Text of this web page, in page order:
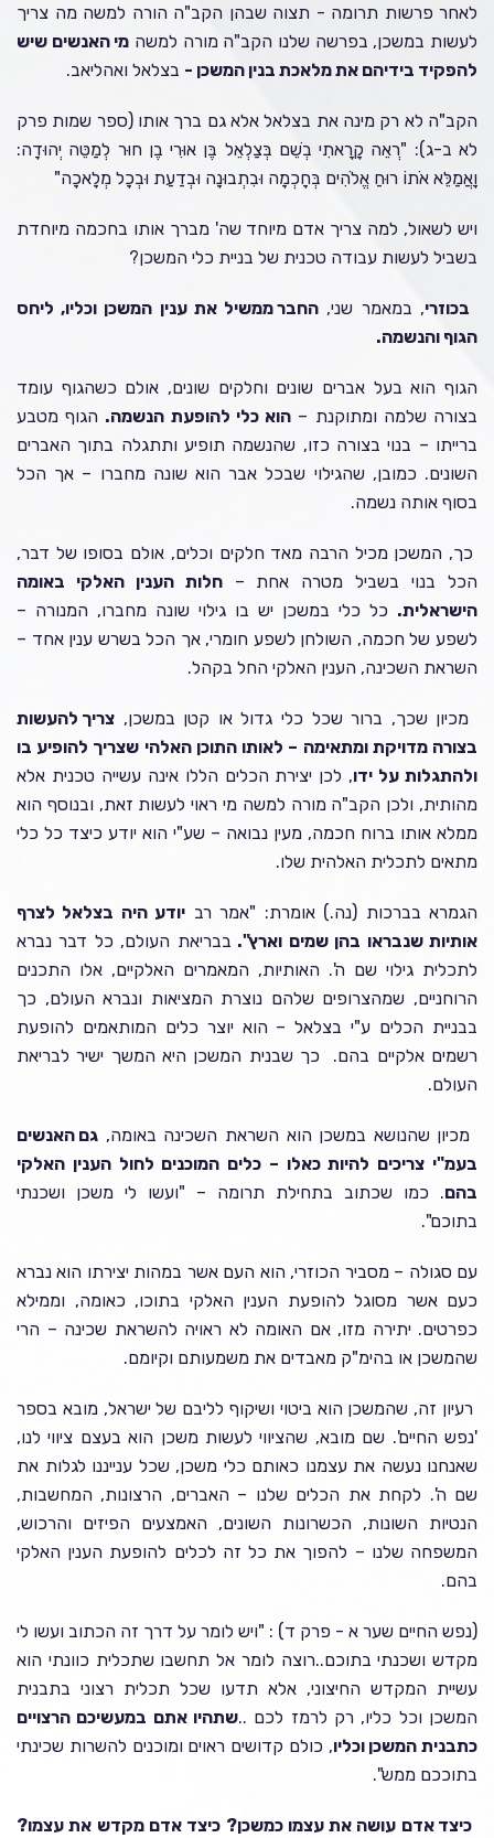
לאחר פרשות תרומה - תצוה שבהן הקב"ה הורה למשה מה צריך
לעשות במשכן, בפרשה שלנו הקב"ה מורה למשה מי האנשים שיש
להפקיד בידיהם את מלאכת בנין המשכן - בצלאל ואהליאב.
הקב"ה לא רק מינה את בצלאל אלא גם ברך אותו (ספר שמות פרק
לא ב-ג): "רְאֵה קָרָאתִי בְשֵׁם בְּצַלְאֵל בֶּן אוּרִי בֶן חוּר לְמַטֵּה יְהוּדָה:
וָאֲמַלֵּא אֹתוֹ רוּחַ אֱלֹהִים בְּחָכְמָה וּבִתְבוּנָה וּבְדַעַת וּבְכָל מְלָאכָה"
ויש לשאול, למה צריך אדם מיוחד שה' מברך אותו בחכמה מיוחדת
בשביל לעשות עבודה טכנית של בניית כלי המשכן?
בכוזרי, במאמר שני, החבר ממשיל את ענין המשכן וכליו, ליחס
הגוף והנשמה.
הגוף הוא בעל אברים שונים וחלקים שונים, אולם כשהגוף עומד
בצורה שלמה ומתוקנת – הוא כלי להופעת הנשמה. הגוף מטבע
ברייתו – בנוי בצורה כזו, שהנשמה תופיע ותתגלה בתוך האברים
השונים. כמובן, שהגילוי שבכל אבר הוא שונה מחברו – אך הכל
בסוף אותה נשמה.
כך, המשכן מכיל הרבה מאד חלקים וכלים, אולם בסופו של דבר,
הכל בנוי בשביל מטרה אחת –
חלות הענין האלקי באומה
הישראלית. כל כלי במשכן יש בו גילוי שונה מחברו, המנורה –
לשפע של חכמה, השולחן לשפע חומרי, אך הכל בשרש ענין אחד –
השראת השכינה, הענין האלקי החל בקהל.
מכיון שכך, ברור שכל כלי גדול או קטן במשכן, צריך להעשות
בצורה מדויקת ומתאימה – לאותו התוכן האלהי שצריך להופיע בו
ולהתגלות על ידו, לכן יצירת הכלים הללו אינה עשייה טכנית אלא
מהותית, ולכן הקב"ה מורה למשה מי ראוי לעשות זאת, ובנוסף הוא
ממלא אותו ברוח חכמה, מעין נבואה – שע"י הוא יודע כיצד כל כלי
מתאים לתכלית האלהית שלו.
הגמרא בברכות (נה.) אומרת: "אמר רב יודע היה בצלאל לצרף
אותיות שנבראו בהן שמים וארץ". בבריאת העולם, כל דבר נברא
לתכלית גילוי שם ה'. האותיות, המאמרים האלקיים, אלו התכנים
הרוחניים, שמהצרופים שלהם נוצרת המציאות ונברא העולם, כך
בבניית הכלים ע"י בצלאל – הוא יוצר כלים המותאמים להופעת
רשמים אלקיים בהם. כך שבנית המשכן היא המשך ישיר לבריאת
העולם.
מכיון שהנושא במשכן הוא השראת השכינה באומה, גם האנשים
בעמ"י צריכים להיות כאלו – כלים המוכנים לחול הענין האלקי
בהם. כמו שכתוב בתחילת תרומה – "ועשו לי משכן ושכנתי
בתוכם".
עם סגולה – מסביר הכוזרי, הוא העם אשר במהות יצירתו הוא נברא
כעם אשר מסוגל להופעת הענין האלקי בתוכו, כאומה, וממילא
כפרטים. יתירה מזו, אם האומה לא ראויה להשראת שכינה – הרי
שהמשכן או בהימ"ק מאבדים את משמעותם וקיומם.
רעיון זה, שהמשכן הוא ביטוי ושיקוף לליבם של ישראל, מובא בספר
'נפש החיים'. שם מובא, שהציווי לעשות משכן הוא בעצם ציווי לנו,
שאנחנו נעשה את עצמנו כאותם כלי משכן, שכל ענייננו לגלות את
שם ה'. לקחת את הכלים שלנו – האברים, הרצונות, המחשבות,
הנטיות השונות, הכשרונות השונים, האמצעים הפיזים והרכוש,
המשפחה שלנו – להפוך את כל זה לכלים להופעת הענין האלקי
בהם.
(נפש החיים שער א - פרק ד) : "ויש לומר על דרך זה הכתוב ועשו לי
מקדש ושכנתי בתוכם..רוצה לומר אל תחשבו שתכלית כוונתי הוא
עשיית המקדש החיצוני, אלא תדעו שכל תכלית רצוני בתבנית
המשכן וכל כליו, רק לרמז לכם ..שתהיו אתם במעשיכם הרצויים
כתבנית המשכן וכליו, כולם קדושים ראוים ומוכנים להשרות שכינתי
בתוככם ממש".
כיצד אדם עושה את עצמו כמשכן? כיצד אדם מקדש את עצמו?